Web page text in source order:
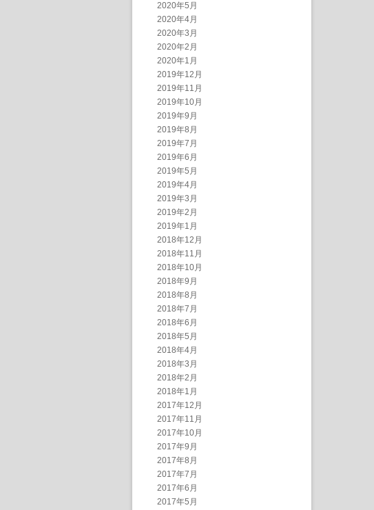
2020年5月
2020年4月
2020年3月
2020年2月
2020年1月
2019年12月
2019年11月
2019年10月
2019年9月
2019年8月
2019年7月
2019年6月
2019年5月
2019年4月
2019年3月
2019年2月
2019年1月
2018年12月
2018年11月
2018年10月
2018年9月
2018年8月
2018年7月
2018年6月
2018年5月
2018年4月
2018年3月
2018年2月
2018年1月
2017年12月
2017年11月
2017年10月
2017年9月
2017年8月
2017年7月
2017年6月
2017年5月